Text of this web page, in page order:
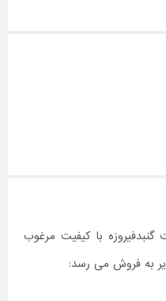
با کیفیت مرغوب
به فروش می رسد: